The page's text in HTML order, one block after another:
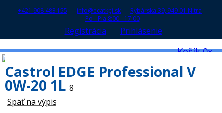
+421 908 483 155 info@ecatkpj.sk
Rybárska 39, 949 01 Nitra
Po - Pia 8:00 - 17:00
Registrácia Prihlásenie
Košík0x
Castrol EDGE Professional V
0W-20 1L 8
Späť na výpis